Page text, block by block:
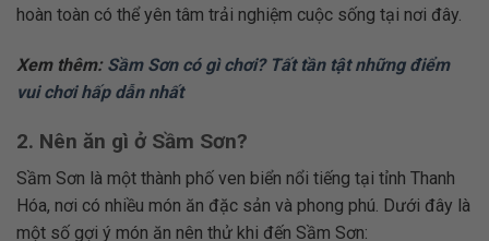
hoàn toàn có thể yên tâm trải nghiệm cuộc sống tại nơi đây.
Xem thêm: Sầm Sơn có gì chơi? Tất tần tật những điểm
vui chơi hấp dẫn nhất
2. Nên ăn gì ở Sầm Sơn?
Sầm Sơn là một thành phố ven biển nổi tiếng tại tỉnh Thanh
Hóa, nơi có nhiều món ăn đặc sản và phong phú. Dưới đây là
một số gợi ý món ăn nên thử khi đến Sầm Sơn: